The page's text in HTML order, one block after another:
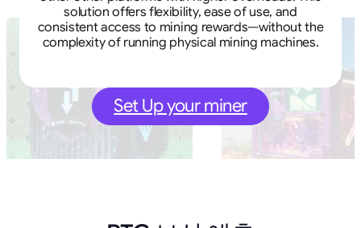
solution offers flexibility, ease of use, and
consistent access to mining rewards—without the
complexity of running physical mining machines.
Set Up your miner